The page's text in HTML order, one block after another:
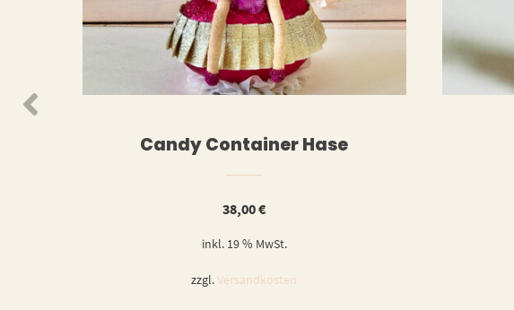
Candy Container Hase
38,00€
inkl. 19 % MwSt.
zzgl.Versandkosten